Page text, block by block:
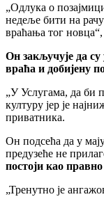
„Одлука о
недеље бити на
враћања тог
Он закључуjе да су
враћа и добиjену
„У Услугама, да би
културу jер jе
приватника.
Он подсећа да у
предузеће не
постоjи као
„Тренутно jе